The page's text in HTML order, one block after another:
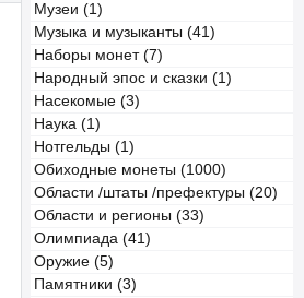
Музеи (1)
Музыка и музыканты (41)
Наборы монет (7)
Народный эпос и сказки (1)
Насекомые (3)
Наука (1)
Нотгельды (1)
Обиходные монеты (1000)
Области /штаты /префектуры (20)
Области и регионы (33)
Олимпиада (41)
Оружие (5)
Памятники (3)